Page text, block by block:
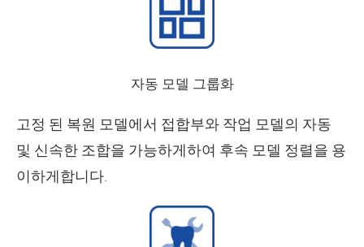
자동 모델 그룹화
고정 된 복원 모델에서 접합부와 작업 모델의 자동
및 신속한 조합을 가능하게하여 후속 모델 정렬을 용
이하게합니다.